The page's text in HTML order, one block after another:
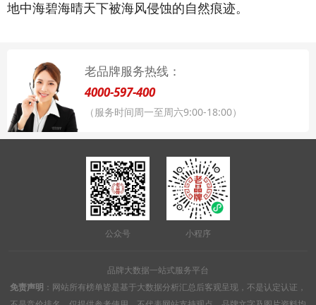
地中海碧海晴天下被海风侵蚀的自然痕迹。
老品牌服务热线：
4000-597-400
（服务时间周一至周六9:00-18:00）
公众号 小程序
品牌大数据一站式服务平台
免责声明 ：网站所有榜单皆是基于大数据分析汇总后客观呈现，不是认定认证，